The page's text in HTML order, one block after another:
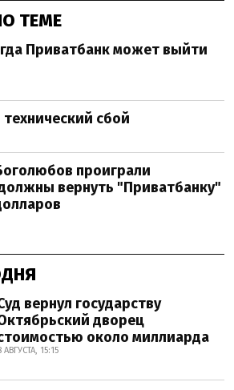
ТЕМЕ
Приватбанк может выйти
сбой
проиграли
вернуть "Приватбанку"
вернул государству
дворец
около миллиарда
АВГУСТА, 15:15